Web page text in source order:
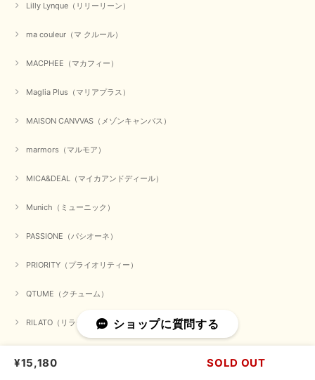
2025/10/25
かわいいふわふわのベスト届きました ありがとうございます😊
いただけて何よりでございます。 重ね着の楽しい秋冬のおし
Lilly Lynque（リリーリーン）
ma couleur（マ クルール）
MACPHEE（マカフィー）
Maglia Plus（マリアプラス）
MAISON CANVVAS（メゾンキャンバス）
marmors（マルモア）
MICA&DEAL（マイカアンドディール）
Munich（ミューニック）
PASSIONE（パシオーネ）
PRIORITY（プライオリティー）
QTUME（クチューム）
RILATO（リラート）
¥15,180 SOLD OUT
ショップに質問する